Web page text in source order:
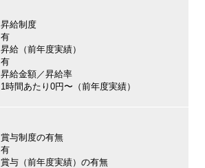
昇給制度
有
昇給（前年度実績）
有
昇給金額／昇給率
1時間あたり0円〜（前年度実績）
賞与制度の有無
有
賞与（前年度実績）の有無